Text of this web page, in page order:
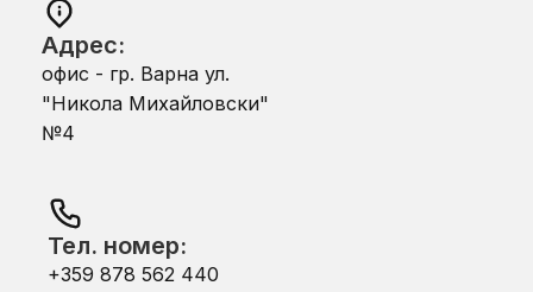
Адрес:
офис - гр. Варна ул.
"Никола Михайловски"
№4
Тел. номер:
+359 878 562 440